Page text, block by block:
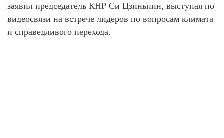
заявил председатель КНР Си Цзиньпин, выступая по
видеосвязи на встрече лидеров по вопросам климата
и справедливого перехода.